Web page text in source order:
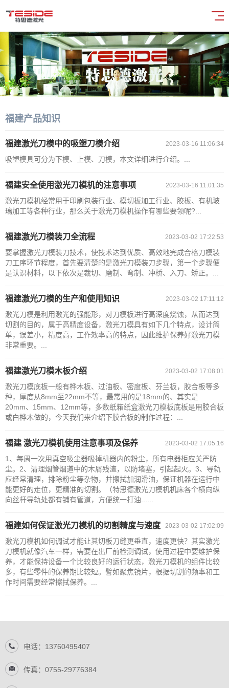
福建产品知识
2023-03-16 11:06:34
福建激光刀模中的吸塑刀模介绍
吸塑模具可分为下模、上模、刀模，本文详细进行介绍。...
2023-03-16 11:01:35
福建安全使用激光刀模机的注意事项
激光刀模机经常用于印刷包装行业、模切板加工行业、胶板、有机玻
璃加工等各种行业，那么关于激光刀模机操作有哪些要领呢?...
2023-03-02 17:22:53
福建激光刀模装刀全流程
要掌握激光刀模装刀技术，使技术达到优质、高效地完成合格刀模装
刀工序环节程度，首先要清楚的是激光刀模装刀步骤，第一个步骤便
是认识材料，以下依次是裁切、磨制、弯制、冲桥、入刀、矫正。...
2023-03-02 17:11:12
福建激光刀模的生产和使用知识
激光刀模是利用激光的强能形，对刀模板进行高深度烧蚀，从而达到
切割的目的，属于高精度设备，激光刀模具有如下几个特点，设计简
单，误差小，精度高，工作效率高的特点，因此维护保养好激光刀模
非常重要。...
2023-03-02 17:08:01
福建激光刀模木板介绍
激光刀模底板一般有桦木板、过油板、密度板、芬兰板，胶合板等多
种，厚度从8mm至22mm不等，最常用的是18mm的、其实是
20mm、15mm、12mm等，多数纸箱纸盒激光刀模板底板是用胶合板
或白桦木做的，今天我们来介绍下胶合板的制作过程：...
2023-03-02 17:05:16
福建 激光刀模机使用注意事项及保养
1、每周一次用真空吸尘器吸掉机器内的粉尘，所有电器柜应关严防
尘。2、清理烟管烟道中的木屑残渣，以防堵塞，引起起火。3、导轨
应经常清理，排除粉尘等杂物，并擦拭加润滑油，保证机器在运行中
能更好的走位，更精准的切割。（特思德激光刀模机机床各个横向纵
向丝杆导轨处都有铺有管道，方便统一打油......
2023-03-02 17:02:09
福建如何保证激光刀模机的切割精度与速度
激光刀模机如何调试才能让其切板刀缝更垂直，速度更快？其实激光
刀模机就像汽车一样，需要在出厂前检测调试，使用过程中要维护保
养，才能保持设备一个比较良好的运行状态，激光刀模机的组件比较
多，有些零件的保养期比较短。譬如聚焦镜片，根据切割的频率和工
作时间需要经常擦拭保养。...
电话：13760495407
传真：0755-29776384